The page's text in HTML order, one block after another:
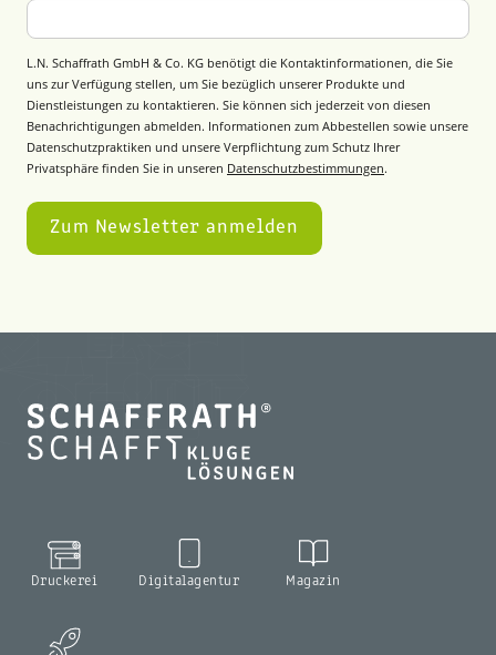
L.N. Schaffrath GmbH & Co. KG benötigt die Kontaktinformationen, die Sie
uns zur Verfügung stellen, um Sie bezüglich unserer Produkte und
Dienstleistungen zu kontaktieren. Sie können sich jederzeit von diesen
Benachrichtigungen abmelden. Informationen zum Abbestellen sowie unsere
Datenschutzpraktiken und unsere Verpflichtung zum Schutz Ihrer
Privatsphäre finden Sie in unseren Datenschutzbestimmungen.
Druckerei Digitalagentur Magazin